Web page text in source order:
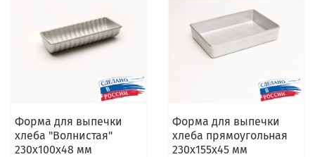
Форма для выпечки
хлеба "Волнистая"
230х100х48 мм
Форма для выпечки
хлеба прямоугольная
230х155х45 мм